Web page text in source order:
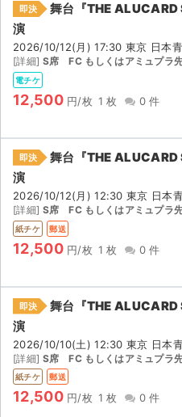
即決
舞台『THE ALUCARD
演
2026/10/12(月) 17:30 東京 日本
[詳細] S席 FC もしくはアミュプラ
電チケ
12,500 円/枚 1 枚 0 件
即決
舞台『THE ALUCARD
演
2026/10/12(月) 12:30 東京 日本
[詳細] S席 FC もしくはアミュプラ
紙チケ 郵送
12,500 円/枚 1 枚 0 件
即決
舞台『THE ALUCARD
演
2026/10/10(土) 12:30 東京 日本
[詳細] S席 FC もしくはアミュプラ
紙チケ 郵送
12,500 円/枚 1 枚 0 件